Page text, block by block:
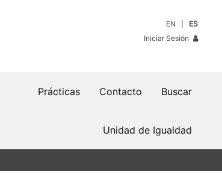
EN
ES
Iniciar Sesión
Buscar
Contacto
Prácticas
Unidad de Igualdad